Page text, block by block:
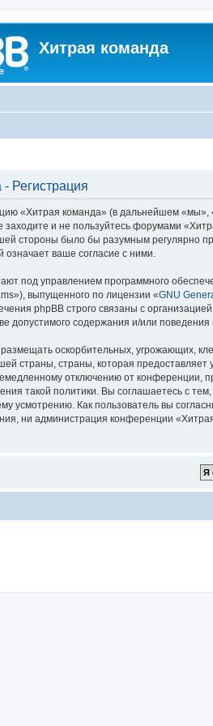
Хитрая команда
Регистрация
«Хитрая команда» (в дальнейшем «мы»,
заходите и не пользуйтесь форумами
стороны было бы разумным регулярно
означает ваше согласие с ними.
под управлением программного
выпущенного по лицензии «GNU
phpBB строго связаны с
допустимого содержания и/или
оскорбительных, угрожающих,
страны, страны, которая
отключению от конференции,
такой политики. Вы соглашаетесь с
усмотрению. Как пользователь вы
ни администрация конференции